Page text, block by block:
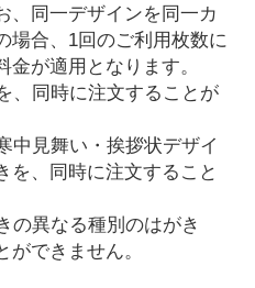
、同一デザインを同一カ
場合、1回のご利用枚数に
が適用となります。
、同時に注文することが
中見舞い・挨拶状デザイ
を、同時に注文すること
の異なる種別のはがき
ができません。